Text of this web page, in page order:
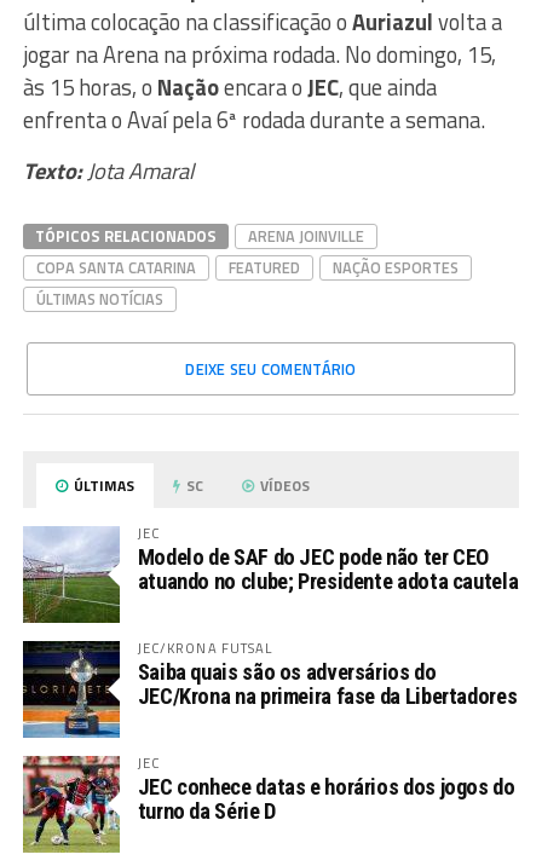
última colocação na classificação oAuriazulvolta a
jogar na Arena na próxima rodada. No domingo, 15,
às 15 horas, o Naçãoencara oJEC, que ainda
enfrenta o Avaí pela 6ª rodada durante a semana.
Texto:Jota Amaral
TÓPICOS RELACIONADOS
ARENA JOINVILLE
COPA SANTA CATARINA
FEATURED
NAÇÃO ESPORTES
ÚLTIMAS NOTÍCIAS
DEIXE SEU COMENTÁRIO
ÚLTIMAS SC VÍDEOS
JEC
Modelo de SAF do JEC pode não ter CEO
atuando no clube; Presidente adota cautela
JEC/KRONA FUTSAL
Saiba quais são os adversários do
JEC/Krona na primeira fase da Libertadores
JEC
JEC conhece datas e horários dos jogos do
turno da Série D